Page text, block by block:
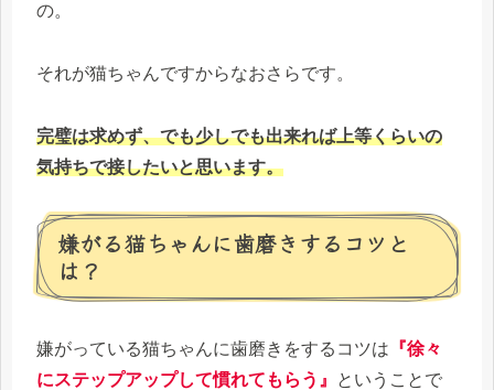
の。
それが猫ちゃんですからなおさらです。
完璧は求めず、でも少しでも出来れば上等くらいの
気持ちで接したいと思います。
嫌がる猫ちゃんに歯磨きするコツと
は？
嫌がっている猫ちゃんに歯磨きをするコツは 『徐々
にステップアップして慣れてもらう』
ということで